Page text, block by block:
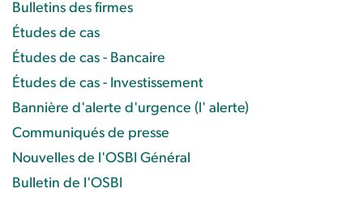
Bulletins des firmes
Études de cas
Études de cas - Bancaire
Études de cas - Investissement
Bannière d'alerte d'urgence (l' alerte)
Communiqués de presse
Nouvelles de l'OSBI Général
Bulletin de l'OSBI